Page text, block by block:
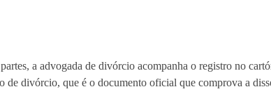
a advogada de divórcio acompanha o registro no
divórcio, que é o documento oficial que comprova a